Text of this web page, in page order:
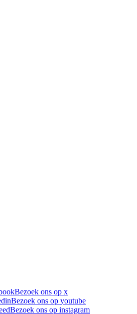
Bezoek ons op x
Bezoek ons op youtube
Bezoek ons op instagram